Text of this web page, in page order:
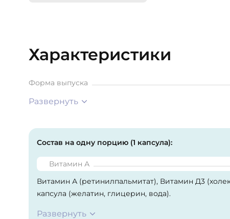
Характеристики
Форма выпуска
Развернуть
Состав на одну порцию (1 капсула):
Витамин А
Витамин А (ретинилпальмитат), Витамин Д3
капсула (желатин, глицерин, вода).
Развернуть